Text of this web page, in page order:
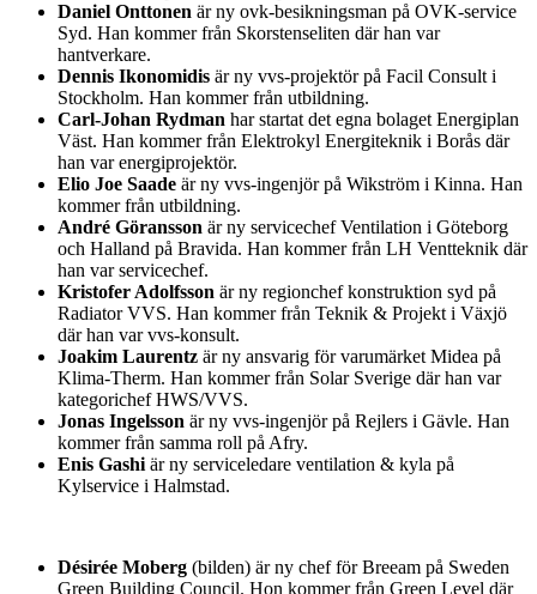
Daniel Onttonen är ny ovk-besikningsman på OVK-service
Syd. Han kommer från Skorstenseliten där han var
hantverkare.
Dennis Ikonomidis är ny vvs-projektör på Facil Consult i
Stockholm. Han kommer från utbildning.
Carl-Johan Rydman har startat det egna bolaget Energiplan
Väst. Han kommer från Elektrokyl Energiteknik i Borås där
han var energiprojektör.
Elio Joe Saade är ny vvs-ingenjör på Wikström i Kinna. Han
kommer från utbildning.
André Göransson är ny servicechef Ventilation i Göteborg
och Halland på Bravida. Han kommer från LH Ventteknik där
han var servicechef.
Kristofer Adolfsson är ny regionchef konstruktion syd på
Radiator VVS. Han kommer från Teknik & Projekt i Växjö
där han var vvs-konsult.
Joakim Laurentz är ny ansvarig för varumärket Midea på
Klima-Therm. Han kommer från Solar Sverige där han var
kategorichef HWS/VVS.
Jonas Ingelsson är ny vvs-ingenjör på Rejlers i Gävle. Han
kommer från samma roll på Afry.
Enis Gashi är ny serviceledare ventilation & kyla på
Kylservice i Halmstad.
Désirée Moberg (bilden) är ny chef för Breeam på Sweden
Green Building Council. Hon kommer från Green Level där